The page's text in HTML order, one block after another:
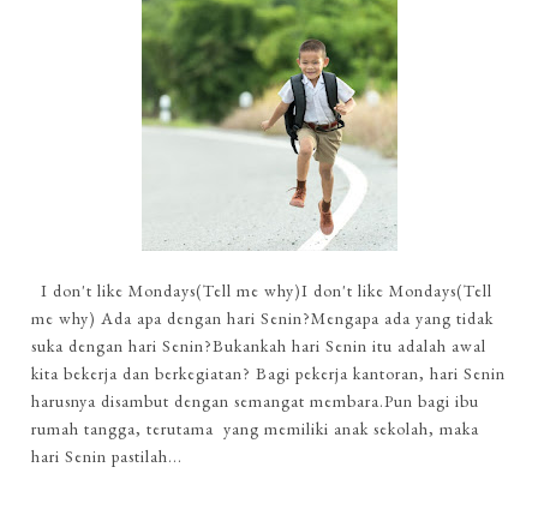
I don't like Mondays(Tell me why)I don't like Mondays(Tell
me why) Ada apa dengan hari Senin?Mengapa ada yang tidak
suka dengan hari Senin?Bukankah hari Senin itu adalah awal
kita bekerja dan berkegiatan? Bagi pekerja kantoran, hari Senin
harusnya disambut dengan semangat membara.Pun bagi ibu
rumah tangga, terutama yang memiliki anak sekolah, maka
hari Senin pastilah...